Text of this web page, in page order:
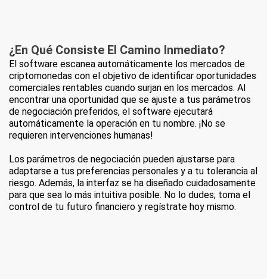
¿En Qué Consiste El Camino Inmediato?
El software escanea automáticamente los mercados de
criptomonedas con el objetivo de identificar oportunidades
comerciales rentables cuando surjan en los mercados. Al
encontrar una oportunidad que se ajuste a tus parámetros
de negociación preferidos, el software ejecutará
automáticamente la operación en tu nombre. ¡No se
requieren intervenciones humanas!
Los parámetros de negociación pueden ajustarse para
adaptarse a tus preferencias personales y a tu tolerancia al
riesgo. Además, la interfaz se ha diseñado cuidadosamente
para que sea lo más intuitiva posible. No lo dudes; toma el
control de tu futuro financiero y regístrate hoy mismo.